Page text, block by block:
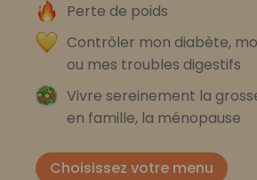
Perte de poids
Contrôler mon diabète,
ou mes troubles digestifs
Vivre sereinement la
en famille, la ménopause
Choisissez votre menu